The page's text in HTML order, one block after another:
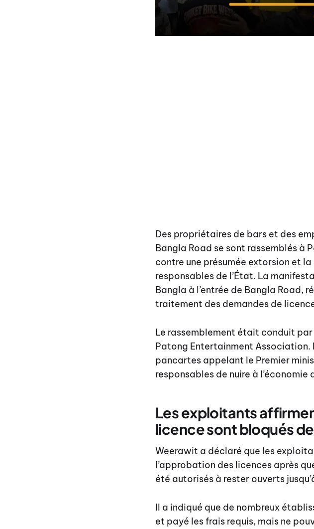
Des propriétaires de bars et des
Bangla Road se sont rassemblés à
contre une présumée extorsion et
responsables de l’État. La
Bangla à l’entrée de Bangla Road,
traitement des demandes de
Le rassemblement était conduit
Patong Entertainment
pancartes appelant le Premier
responsables de nuire à l’économie
Les exploitants
licence sont bloqués
Weerawit a déclaré que les
l’approbation des licences après
été autorisés à rester ouverts
Il a indiqué que de nombreux
et payé les frais requis, mais ne